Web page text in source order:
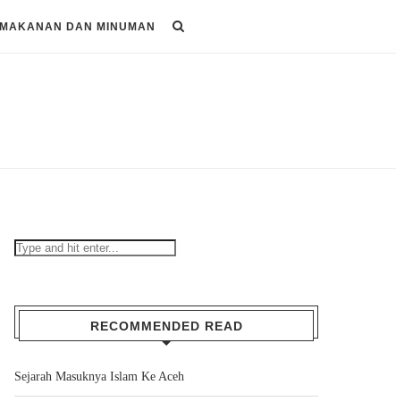
MAKANAN DAN MINUMAN
RECOMMENDED READ
Sejarah Masuknya Islam Ke Aceh